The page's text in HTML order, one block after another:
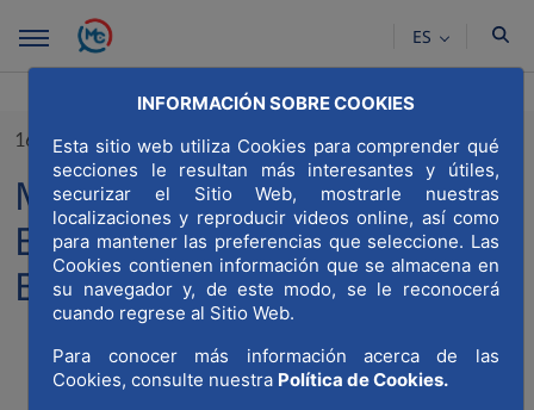
Saltar al contenido principal
INFORMACIÓN SOBRE COOKIES
Esta sitio web utiliza Cookies para comprender qué
secciones le resultan más interesantes y útiles,
securizar el Sitio Web, mostrarle nuestras
localizaciones y reproducir videos online, así como
para mantener las preferencias que seleccione. Las
Cookies contienen información que se almacena en
su navegador y, de este modo, se le reconocerá
cuando regrese al Sitio Web.
Para conocer más información acerca de las
Cookies, consulte nuestra Política de Cookies.
ES
16/12/2022
MWCC celebra su II
Encuentro de Socios y
Entidades Colaboradoras
Compartir en
Compartir en
Compartir